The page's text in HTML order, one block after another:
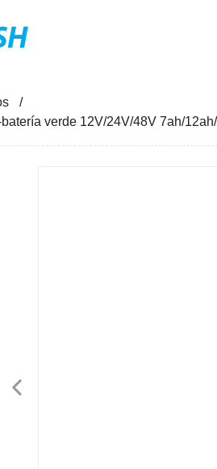
verde 12V/24V/48V 7ah/